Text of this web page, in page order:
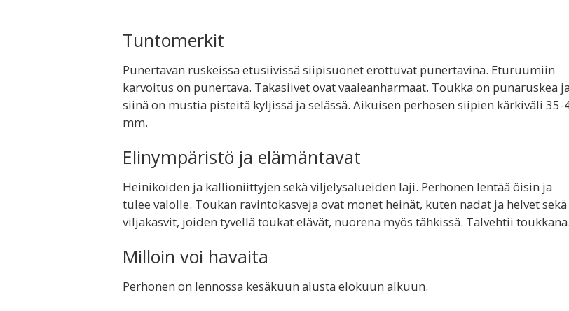
Tuntomerkit
Punertavan ruskeissa etusiivissä siipisuonet erottuvat punertavina. Eturuumiin
karvoitus on punertava. Takasiivet ovat vaaleanharmaat. Toukka on punaruskea ja
siinä on mustia pisteitä kyljissä ja selässä. Aikuisen perhosen siipien kärkiväli 35-
mm.
Elinympäristö ja elämäntavat
Heinikoiden ja kallioniittyjen sekä viljelysalueiden laji. Perhonen lentää öisin ja
tulee valolle. Toukan ravintokasveja ovat monet heinät, kuten nadat ja helvet sekä
viljakasvit, joiden tyvellä toukat elävät, nuorena myös tähkissä. Talvehtii toukkana.
Milloin voi havaita
Perhonen on lennossa kesäkuun alusta elokuun alkuun.